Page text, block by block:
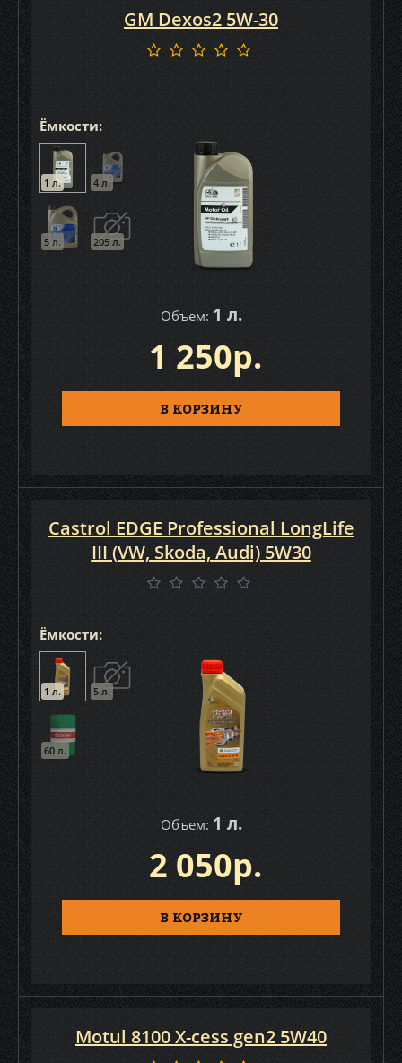
Ёмкости:
1 л. 4 л.
5 л. 205 л.
Объем: 1 л.
GM Dexos2 5W-30
1 250р.
В КОРЗИНУ
Ёмкости:
1 л. 5 л.
60 л.
Объем: 1 л.
Castrol EDGE Professional LongLife
III (VW, Skoda, Audi) 5W30
2 050р.
В КОРЗИНУ
Motul 8100 X-cess gen2 5W40